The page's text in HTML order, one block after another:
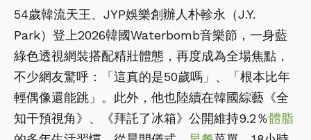
54歲韓流天王、JYP娛樂創辦人朴軫永（J.Y.
Park）登上2026韓國Waterbomb音樂節，一身藍
綠色透視網裝搭配精壯體態，再度成為全場焦點，
不少網友驚呼：「這真的是50歲嗎」、「根本比年
輕偶像還能跳」。此外，他也陸續在韓國綜藝《全
知干預視角》、《拜託了冰箱》公開維持9.2％體脂